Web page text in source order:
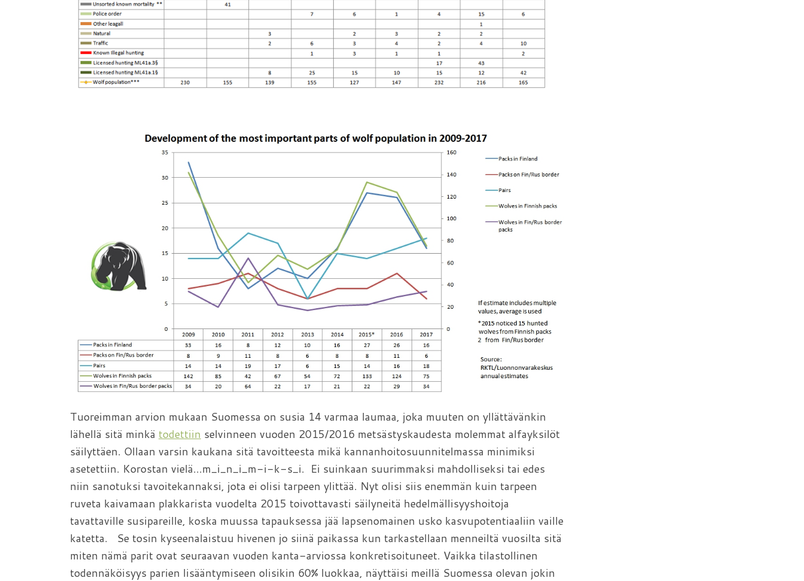
Tuoreimman arvion mukaan Suomessa on susia 14 varmaa laumaa, joka muuten on yllättävänkin
lähellä sitä minkä todettiin selvinneen vuoden 2015/2016 metsästyskaudesta molemmat alfayksilöt
säilyttäen. Ollaan varsin kaukana sitä tavoitteesta mikä kannanhoitosuunnitelmassa minimiksi
asetettiin. Korostan vielä…m_i_n_i_m-i-k-s_i. Ei suinkaan suurimmaksi mahdolliseksi tai edes
niin sanotuksi tavoitekannaksi, jota ei olisi tarpeen ylittää. Nyt olisi siis enemmän kuin tarpeen
ruveta kaivamaan plakkarista vuodelta 2015 toivottavasti säilyneitä hedelmällisyyshoitoja
tavattaville susipareille, koska muussa tapauksessa jää lapsenomainen usko kasvupotentiaaliin vaille
katetta. Se tosin kyseenalaistuu hivenen jo siinä paikassa kun tarkastellaan menneiltä vuosilta sitä
miten nämä parit ovat seuraavan vuoden kanta-arviossa konkretisoituneet. Vaikka tilastollinen
todennäköisyys parien lisääntymiseen olisikin 60% luokkaa, näyttäisi meillä Suomessa olevan jokin